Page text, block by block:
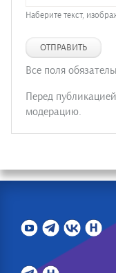
Наберите текст,
ОТПРАВИТЬ
Все поля
Перед
модерацию.